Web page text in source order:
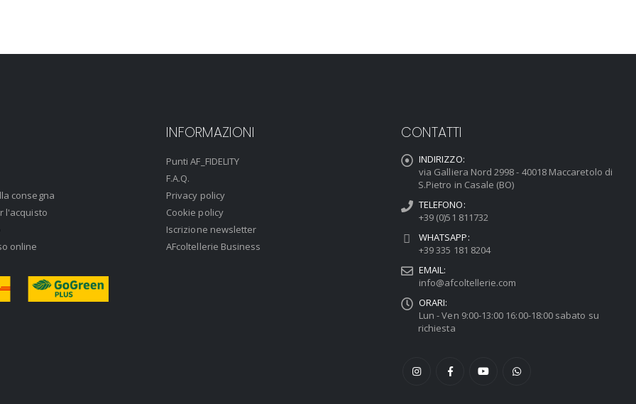
consegna
l'acquisto
online
INFORMAZIONI
Punti AF_FIDELITY
F.A.Q.
Privacy policy
Cookie policy
Iscrizione newsletter
AFcoltellerie Business
CONTATTI
INDIRIZZO:
via Galliera Nord 2998 - 40018 Maccaretolo di
S.Pietro in Casale (BO)
TELEFONO:
+39 (0)51 811732
WHATSAPP:
+39 335 181 8204
EMAIL:
info@afcoltellerie.com
ORARI:
Lun - Ven 9:00-13:00 16:00-18:00 sabato su
richiesta